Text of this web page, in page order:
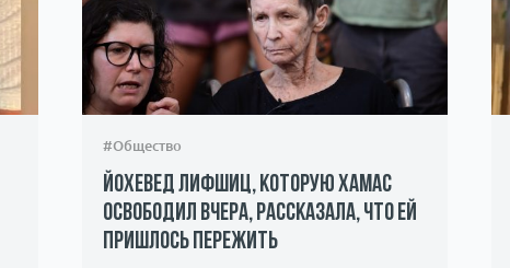
#Общество
Йохевед Лифшиц, которую ХАМАС
освободил вчера, рассказала, что ей
пришлось пережить